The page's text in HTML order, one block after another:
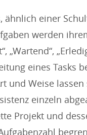
ähnlich einer
werden
„Wartend“,
eines Tasks
und Weise
einzeln
Projekt und